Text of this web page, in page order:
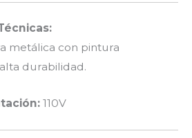
metálica con pintura
durabilidad.
110V